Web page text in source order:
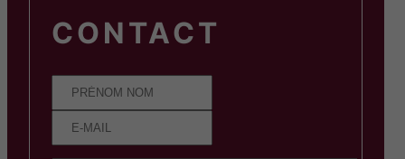
CONTACT